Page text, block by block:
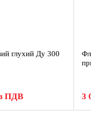
глухий Ду 300
ПДВ 3